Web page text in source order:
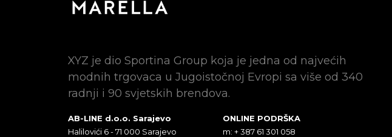
XYZ je dio Sportina Group koja je jedna od najvećih
modnih trgovaca u Jugoistočnoj Evropi sa više od 340
radnji i 90 svjetskih brendova.
AB-LINE d.o.o. Sarajevo
Halilovići 6 - 71 000 Sarajevo
ONLINE PODRŠKA
m: + 387 61 301 058